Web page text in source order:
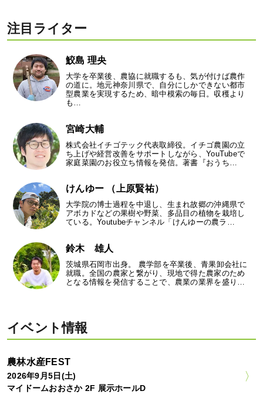
注目ライター
鮫島 理央
大学を卒業後、農協に就職するも、気が付けば農作
の道に。地元神奈川県で、自分にしかできない都市
型農業を実現するため、暗中模索の毎日。収穫より
も…
宮崎大輔
株式会社イチゴテック代表取締役。イチゴ農園の立
ち上げや経営改善をサポートしながら、YouTubeで
家庭菜園のお役立ち情報を発信。著書『おうち…
けんゆー （上原賢祐）
大学院の博士過程を中退し、生まれ故郷の沖縄県で
アボカドなどの果樹や野菜、多品目の植物を栽培し
ている。Youtubeチャンネル「けんゆーの農ラ…
鈴木 雄人
茨城県石岡市出身。 農学部を卒業後、青果卸会社に
就職。全国の農家と繋がり、現地で得た農家のため
となる情報を発信することで、農業の業界を盛り…
イベント情報
農林水産FEST
2026年9月5日(土)
マイドームおおさか 2F 展示ホールD